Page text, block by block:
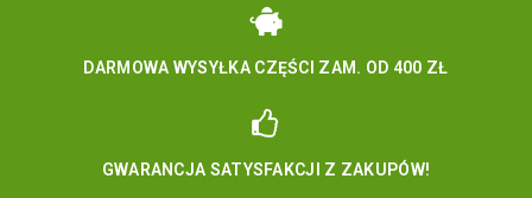
DARMOWA WYSYŁKA CZĘŚCI ZAM. OD 400 ZŁ
GWARANCJA SATYSFAKCJI Z ZAKUPÓW!